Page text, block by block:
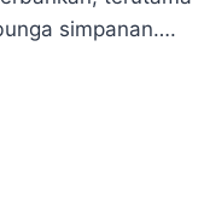
simpanan….